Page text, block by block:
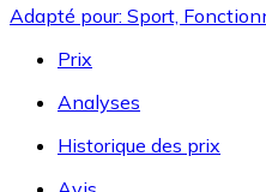
Adapté pour: Sport,
Prix
Analyses
Historique des prix